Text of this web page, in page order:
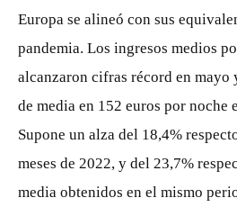
Europa se alineó con sus
pandemia. Los ingresos medios
alcanzaron cifras récord en mayo
de media en 152 euros por
Supone un alza del 18,4%
meses de 2022, y del 23,7%
media obtenidos en el mismo